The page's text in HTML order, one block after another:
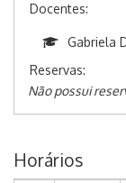
Docentes:
Gabriela
Reservas:
Não possui
Horários